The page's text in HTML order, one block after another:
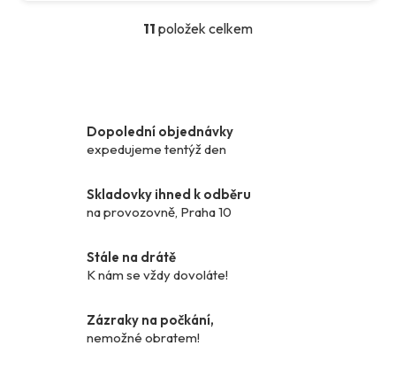
O
a
c
p
r
y
p
i
11 položek celkem
Dopolední objednávky
expedujeme tentýž den
Skladovky ihned k odběru
na provozovně, Praha 10
Stále na drátě
K nám se vždy dovoláte!
Zázraky na počkání,
nemožné obratem!